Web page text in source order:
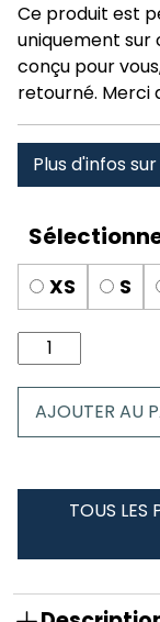
Ce produit est
uniquement
conçu pour
retourné. Merci
Plus d'infos
XS S
quantité
de
homme
Disentis
AJOUTER AU
TOUS LES